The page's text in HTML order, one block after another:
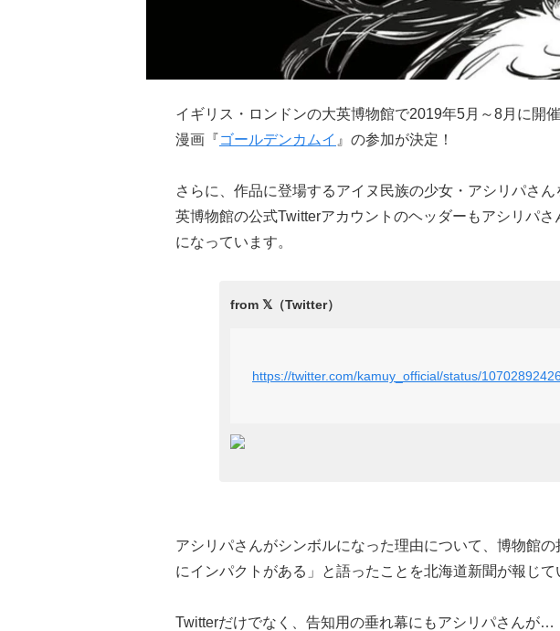
イギリス・ロンドンの大英博物館で2019年5月～8月に開
漫画『ゴールデンカムイ 』の参加が決定！
さらに、作品に登場するアイヌ民族の少女・アシリパさ
英博物館の公式Twitterアカウントのヘッダーもアシリパ
になっています。
https://twitter.com/kamuy_official/status/
アシリパさんがシンボルになった理由について、博物館
にインパクトがある」と語ったことを北海道新聞が報じて
Twitterだけでなく、告知用の垂れ幕にもアシリパさんが…